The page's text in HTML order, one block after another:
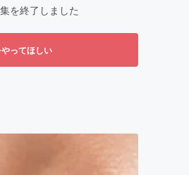
を終了しました
ってほしい